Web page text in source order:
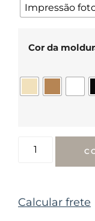
Impressão
Cor da
Calcular frete